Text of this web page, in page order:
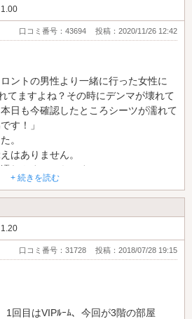
5つ星のうち1
1.00
口コミ番号：43694 投稿：2020/11/26 12:42
ントの男性より一緒に行った女性に
てますよね？その時にデンマが壊れて
日も今確認したところシーツが濡れて
す！」
。
はありません。
れやすいからです。」
と一点張り。
かに潮を吹いたことを追求しますか？
た時のことだったら大事ですよね？
を回っていますがこんな最悪な気持ち
に利用する方が大半ですのでそれが迷
張り紙するなり、濡れやすい方のため
なってください。
+ 続きを読む
5つ星のうち1
1.20
口コミ番号：31728 投稿：2018/07/28 19:15
1回目はVIPﾙｰﾑ、今回が3階の部屋